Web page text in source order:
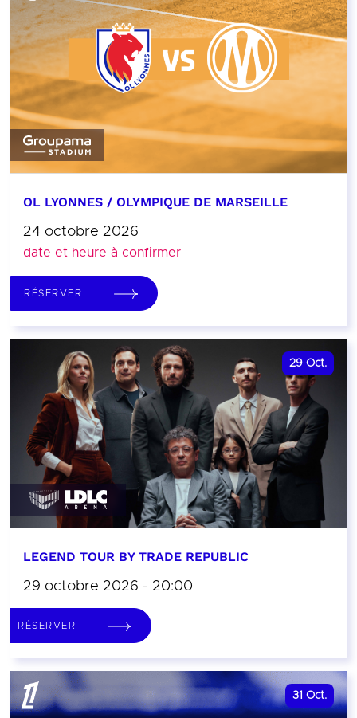
OL LYONNES / OLYMPIQUE DE MARSEILLE
24 octobre 2026
date et heure à confirmer
RÉSERVER
29 Oct.
LEGEND TOUR BY TRADE REPUBLIC
29 octobre 2026 - 20:00
RÉSERVER
31 Oct.